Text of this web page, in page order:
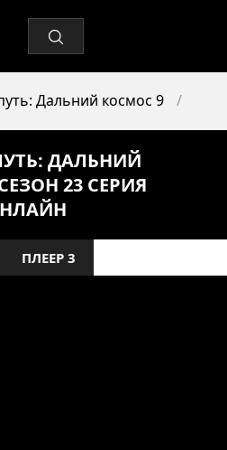
Дальний космос 9
ДАЛЬНИЙ
23 СЕРИЯ
ПЛЕЕР 3